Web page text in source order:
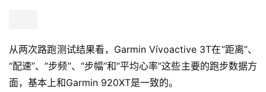
从两次路跑测试结果看，Garmin Vívoactive 3T在“距离”、
“配速”、“步频”、“步幅”和“平均心率”这些主要的跑步数据方
面，基本上和Garmin 920XT是一致的。